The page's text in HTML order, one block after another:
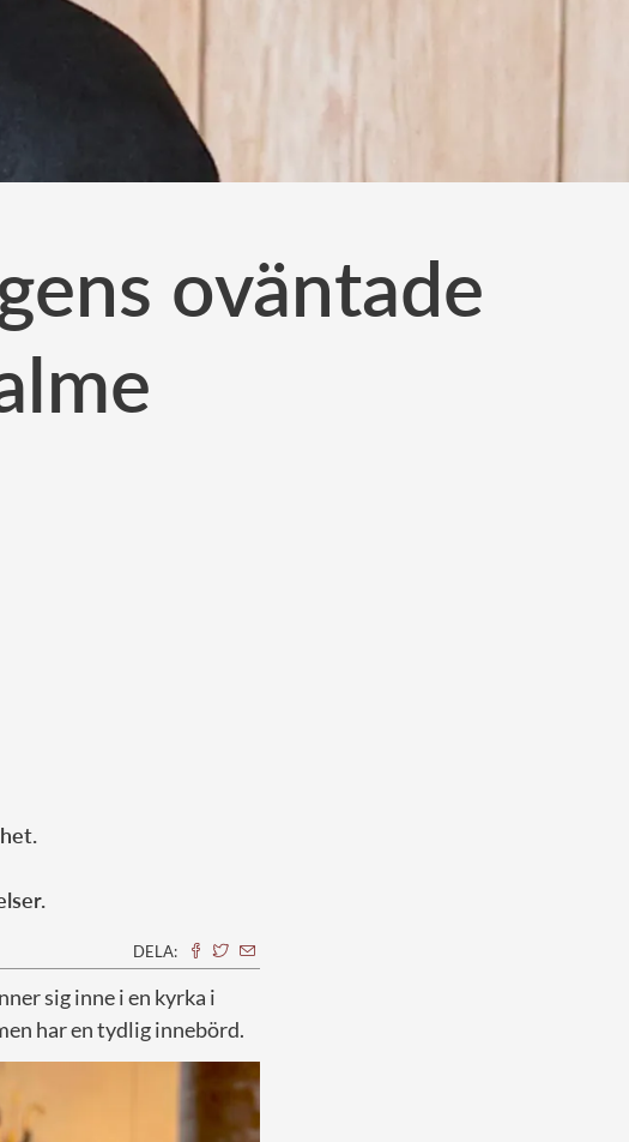
oväntade
DELA:
sig inne i en kyrka i
har en tydlig innebörd.